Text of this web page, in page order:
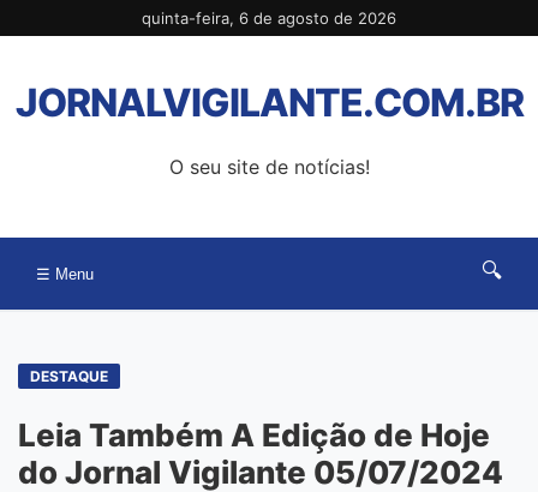
para
conteúdo
quinta-feira, 6 de agosto de 2026
JORNALVIGILANTE.COM.BR
O seu site de notícias!
☰ Menu 🔍
DESTAQUE
Leia Também A Edição de Hoje
do Jornal Vigilante 05/07/2024